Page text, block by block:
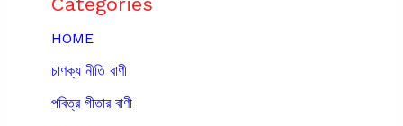
HOME
চাণক্য নীতি বাণী
পবিত্র গীতার বাণী